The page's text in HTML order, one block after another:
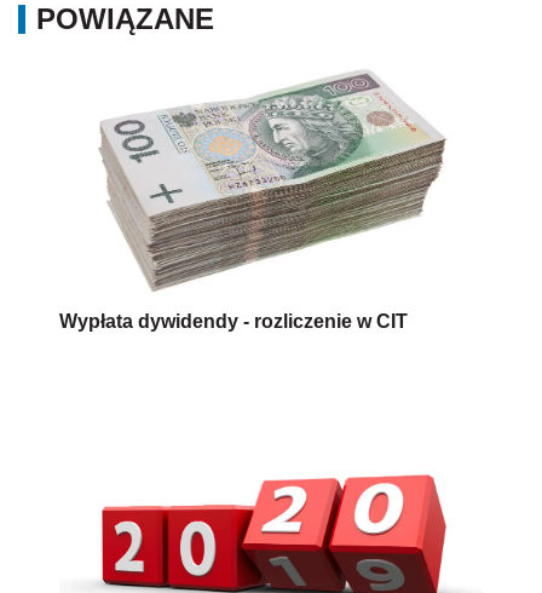
POWIĄZANE
Wypłata dywidendy - rozliczenie w CIT